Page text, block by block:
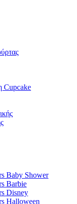
Cupcake
Baby Shower
Barbie
Disney
Halloween